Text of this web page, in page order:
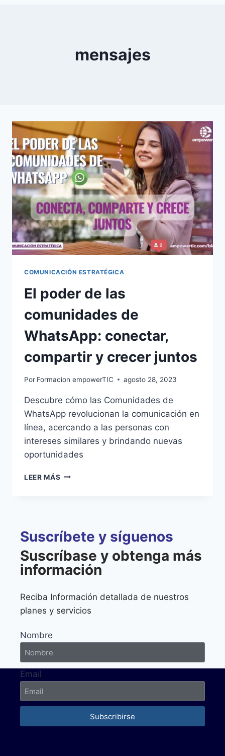
mensajes
COMUNICACIÓN ESTRATÉGICA
El poder de las
comunidades de
WhatsApp: conectar,
compartir y crecer juntos
Por Formacion empowerTIC agosto 28, 2023
Descubre cómo las Comunidades de
WhatsApp revolucionan la comunicación en
línea, acercando a las personas con
intereses similares y brindando nuevas
oportunidades
LEER MÁS
Suscríbete y síguenos
Suscríbase y obtenga más
información
Reciba Información detallada de nuestros
planes y servicios
Nombre
Email
Subscribirse